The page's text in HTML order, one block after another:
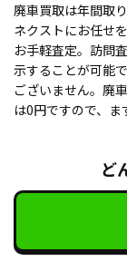
廃車買取は年間取
ネクストにお任せ
お手軽査定。訪問
示することが可能
ございません。廃
は0円ですので、ま
ど